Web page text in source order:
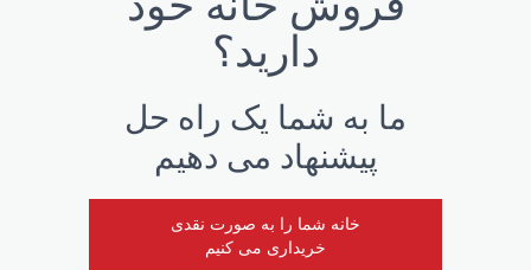
دارید؟
ما به شما یک راه حل
پیشنهاد می دهیم
خانه شما را به صورت نقدی
خریداری می کنیم